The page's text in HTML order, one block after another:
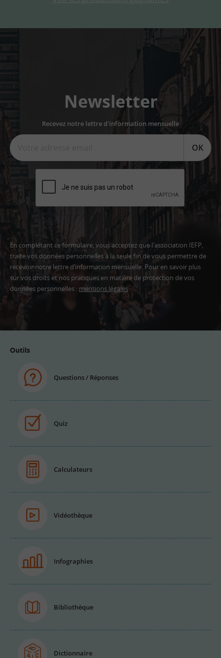
Newsletter
Recevez notre lettre d'information mensuelle
OK
En complétant ce formulaire, vous acceptez que l'association IEFP,
traite vos données personnelles à la seule fin de vous permettre de
recevoir notre lettre d’information mensuelle. Pour en savoir plus
sur vos droits et nos pratiques en matière de protection de vos
données personnelles : mentions légales
Adresse
Outils
Questions / Réponses
Quiz
Calculateurs
Vidéothèque
Infographies
Bibliothèque
Dictionnaire